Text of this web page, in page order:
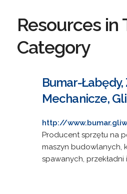
Resources in
Category
Bumar-Łabędy,
Mechanicze,
http://
Producent sprzętu na
maszyn budowlanych,
spawanych, przekładni